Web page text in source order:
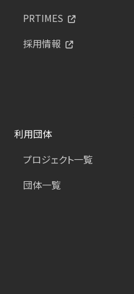
PRTIMES
採用情報
利用団体
プロジェクト一覧
団体一覧